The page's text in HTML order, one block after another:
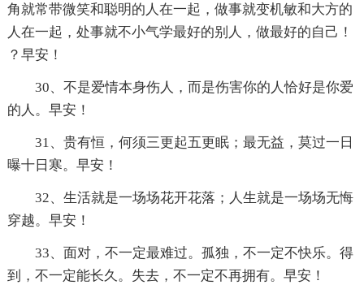
角就常带微笑和聪明的人在一起，做事就变机敏和大方的
人在一起，处事就不小气学最好的别人，做最好的自己！
？早安！
30、不是爱情本身伤人，而是伤害你的人恰好是你爱
的人。早安！
31、贵有恒，何须三更起五更眠；最无益，莫过一日
曝十日寒。早安！
32、生活就是一场场花开花落；人生就是一场场无悔
穿越。早安！
33、面对，不一定最难过。孤独，不一定不快乐。得
到，不一定能长久。失去，不一定不再拥有。早安！